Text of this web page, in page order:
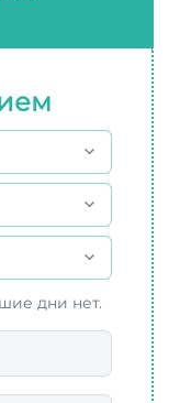
дни нет.